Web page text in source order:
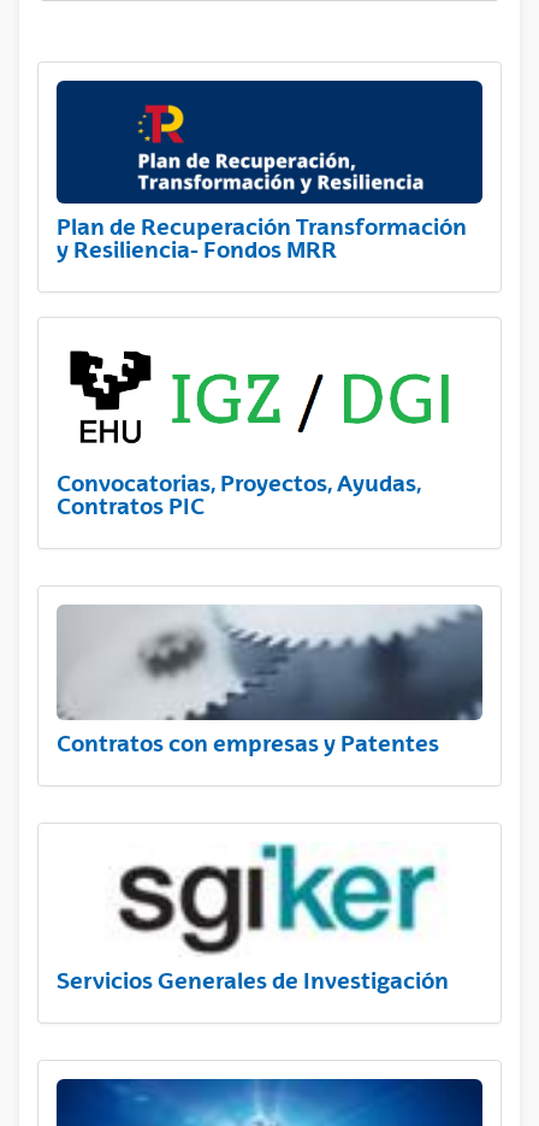
Plan de Recuperación Transformación
y Resiliencia- Fondos MRR
Convocatorias, Proyectos, Ayudas,
Contratos PIC
Contratos con empresas y Patentes
Servicios Generales de Investigación